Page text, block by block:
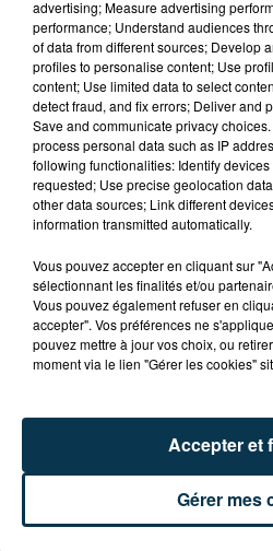
CYANOBACTÉRIES : LE
ARRÊTÉ POUR LES
advertising; Measure advertising
performance; Understand audiences
of data from different sources; Develop
profiles to personalise content; Use
content; Use limited data to select
detect fraud, and fix errors; Deliver and
Save and communicate privacy
process personal data such as IP
following functionalities: Identify
requested; Use precise geolocation
other data sources; Link different
information transmitted automatically.
Vous pouvez accepter en cliquant sur
sélectionnant les finalités et/ou
Vous pouvez également refuser en
accepter". Vos préférences ne
pouvez mettre à jour vos choix, ou
moment via le lien "Gérer les cookies"
Gérer mes
Accepter et